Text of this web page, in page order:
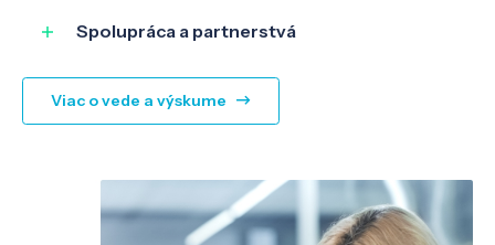
Spolupráca a partnerstvá
Viac o vede a výskume